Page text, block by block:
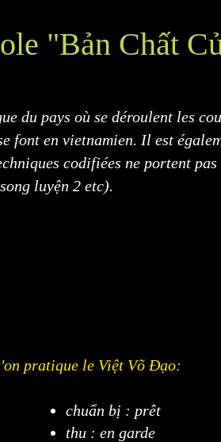
"Bản Chất
du pays où se déroulent les
font en vietnamien. Il est
codifiées ne portent
luyện 2 etc).
pratique le Việt Võ Đạo:
chuẩn bị : prêt
thu : en garde